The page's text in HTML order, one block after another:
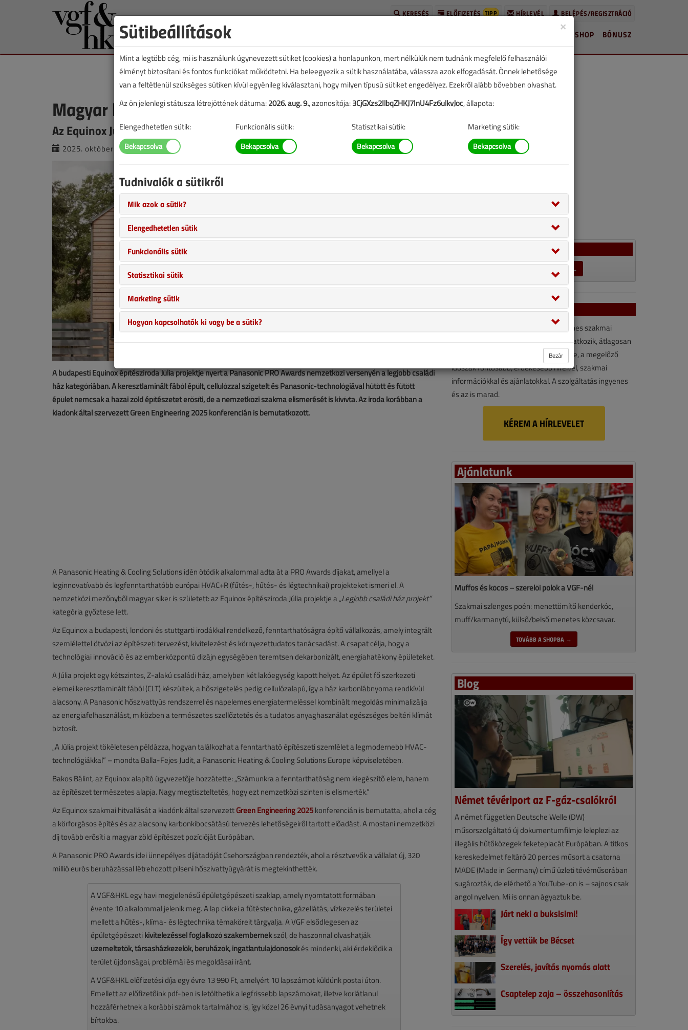
BELÉPÉS/REGISZTRÁCIÓ
HÍRLEVÉL
ELŐFIZETÉS TIPP
KERESÉS
BÓNUSZ
SHOP
Magyar lakóházat díjazott Panasonic
Az Equinox Júlia projektje a fenntartható építészet mintapéldája
2025. október 22. | VGF&HKL online | 1561 |
A budapesti Equinox építésziroda Júlia projektje nyert a Panasonic PRO Awards nemzetközi versenyén a legjobb családi
ház kategóriában. A keresztlaminált fából épült, cellulózzal szigetelt és Panasonic-technológiával hűtött és fűtött
épület nemcsak a hazai zöld építészetet erősíti, de a nemzetközi szakma elismerését is kivívta. Az iroda korábban a
kiadónk által szervezett Green Engineering 2025 konferencián is bemutatkozott.
A Panasonic Heating & Cooling Solutions idén ötödik alkalommal adta át a PRO Awards díjakat, amellyel a
leginnovatívabb és legfenntarthatóbb európai HVAC+R (fűtés-, hűtés- és légtechnikai) projekteket ismeri el. A
nemzetközi mezőnyből magyar siker is született: az Equinox építésziroda Júlia projektje a „Legjobb családi ház projekt”
kategória győztese lett.
Az Equinox a budapesti, londoni és stuttgarti irodákkal rendelkező, fenntarthatóságra építő vállalkozás, amely integrált
szemlélettel ötvözi az építészeti tervezést, kivitelezést és környezettudatos tanácsadást. A csapat célja, hogy a
technológiai innováció és az emberközpontú dizájn egységében teremtsen dekarbonizált, energiahatékony épületeket.
A Júlia projekt egy kétszintes, Z-alakú családi ház, amelyben két lakóegység kapott helyet. Az épület fő szerkezeti
elemei keresztlaminált fából (CLT) készültek, a hőszigetelés pedig cellulózalapú, így a ház karbonlábnyoma rendkívül
alacsony. A Panasonic hőszivattyús rendszerrel és napelemes energiatermeléssel kombinált megoldás minimalizálja
az energiafelhasználást, miközben a természetes szellőztetés és a tudatos anyaghasználat egészséges beltéri klímát
biztosít.
„A Júlia projekt tökéletesen példázza, hogyan találkozhat a fenntartható építészeti szemlélet a legmodernebb HVAC-
technológiákkal” – mondta Balla-Fejes Judit, a Panasonic Heating & Cooling Solutions Europe képviseletében.
Bakos Bálint, az Equinox alapító ügyvezetője hozzátette: „Számunkra a fenntarthatóság nem kiegészítő elem, hanem
az építészet természetes alapja. Nagy megtiszteltetés, hogy ezt nemzetközi szinten is elismerték.”
Az Equinox szakmai hitvallását a kiadónk által szervezettGreen Engineering 2025konferencián is bemutatta, ahol a cég
a körforgásos építés és az alacsony karbonkibocsátású tervezés lehetőségeiről tartott előadást. A mostani nemzetközi
díj tovább erősíti a magyar zöld építészet pozícióját Európában.
A Panasonic PRO Awards idei ünnepélyes díjátadóját Csehországban rendezték, ahol a résztvevők a vállalat új, 320
millió eurós beruházással létrehozott pilseni hőszivattyúgyárát is megtekinthették.
A VGF&HKL egy havi megjelenésű épületgépészeti szaklap, amely nyomtatott formában
évente 10 alkalommal jelenik meg. A lap cikkei a fűtéstechnika, gázellátás, vízkezelés területei
mellett a hűtés-, klíma- és légtechnika témaköreit tárgyalja. A VGF elsődlegesen az
épületgépészeti kivitelezéssel foglalkozó szakembernekszól, de haszonnal olvashatják
üzemeltetők, társasházkezelők, beruházók, ingatlantulajdonosokés mindenki, aki érdeklődik a
terület újdonságai, problémái és megoldásai iránt.
A VGF&HKL előfizetési díja egy évre 13 990 Ft, amelyért 10 lapszámot küldünk postai úton.
Emellett az előfizetőink pdf-ben is letölthetik a legfrissebb lapszámokat, illetve korlátlanul
hozzáférhetnek a korábbi számok tartalmához is, így közel 26 évnyi tudásanyagot vehetnek
bírtokba.
LEZÁRULT SZAVAZÁSOK →
VGF&HKL hírlevél
A VGF&HKL hírlevél kényelmes, ingyenes szakmai
hírforrás. Vegye igénybe ön is! Ha feliratkozik, átlagosan
havonta kétszer érkezik e-mail-címére, a megelőző
időszak fontosabb, érdekesebb híreivel, szakmai
információkkal és ajánlatokkal. A szolgáltatás ingyenes
és az is marad.
KÉREM A HÍRLEVELET
Ajánlatunk
Muffos és kócos – szerelői pólók a VGF-nél
Szakmai szlenges poén: menettömítő kenderkóc,
muff/karmanytú, külső/belső menetes közcsavar.
TOVÁBB A SHOPBA →
Blog
Német tévériport az F-gáz-csalókról
A német független Deutsche Welle (DW)
műsorszolgáltató új dokumentumfilmje leleplezi az
illegális hűtőközegek feketepiacát Európában. A titkos
kereskedelmet feltáró 20 perces műsort a csatorna
MADE (Made in Germany) című üzleti tévéműsorában
sugározták, de elérhető a YouTube-on is – sajnos csak
angol nyelven. Mi is onnan ágyaztuk be.
Járt neki a buksisimi!
Így vettük be Bécset
Szerelés, javítás nyomás alatt
Csaptelep zaja – összehasonlítás
×
Sütibeállítások
Mint a legtöbb cég, mi is használunk úgynevezett sütiket (cookies) a honlapunkon, mert nélkülük nem tudnánk megfelelő felhasználói
élményt biztosítani és fontos funkciókat működtetni. Ha beleegyezik a sütik használatába, válassza azok elfogadását. Önnek lehetősége
van a feltétlenül szükséges sütiken kívül egyénileg kiválasztani, hogy milyen típusú sütiket engedélyez. Ezekről alább bővebben olvashat.
Az ön jelenlegi státusza létrejöttének dátuma:2026. aug. 9., azonosítója:3CjGXzs2IlbqZHKJ7InU4Fz6ulkvJoc, állapota:
Elengedhetetlen sütik: Funkcionális sütik: Statisztikai sütik: Marketing sütik:
Tudnivalók a sütikről
Mik azok a sütik?
Elengedhetetlen sütik
Funkcionális sütik
Statisztikai sütik
Marketing sütik
Hogyan kapcsolhatók ki vagy be a sütik?
Bezár